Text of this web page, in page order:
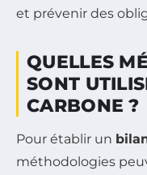
et prévenir des
QUELLES
SONT
CARBONE ?
Pour établir un
méthodologies